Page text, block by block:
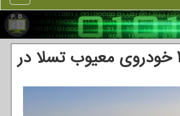
فراخوان 422 خودروی معیوب تسلا در